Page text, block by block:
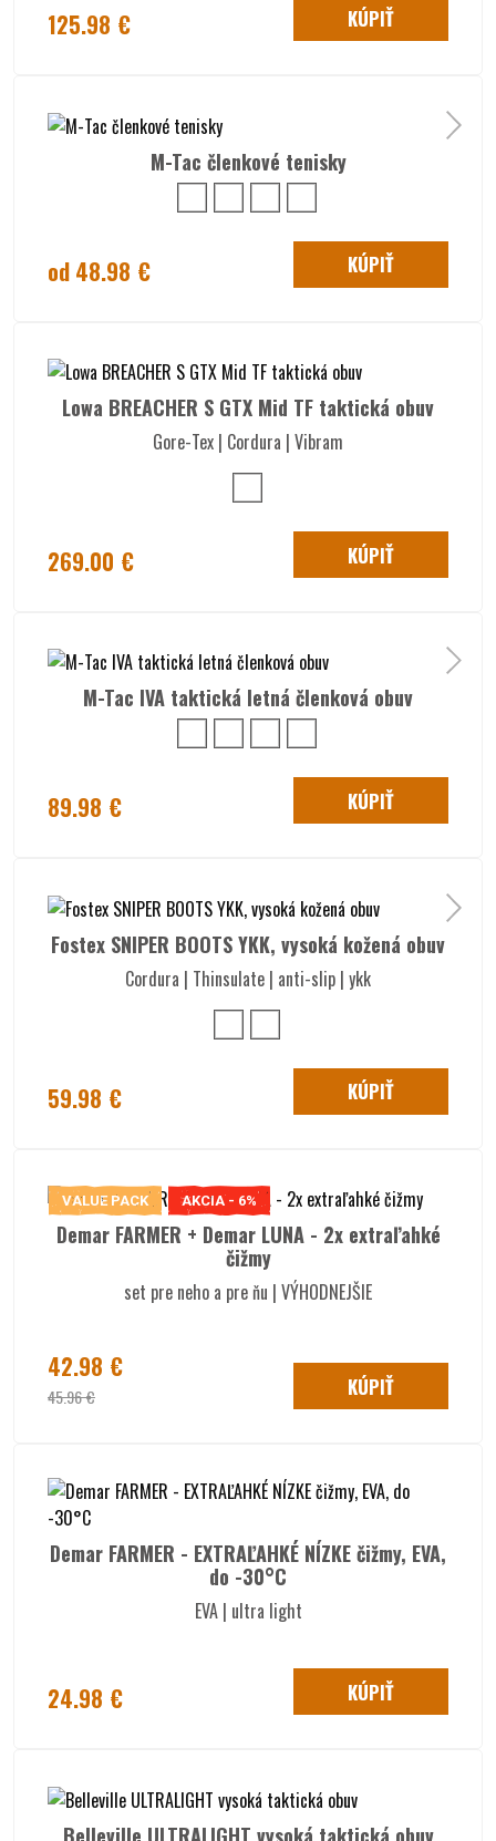
125.98 € KÚPIŤ
M-Tac členkové tenisky
od 48.98 € KÚPIŤ
Lowa BREACHER S GTX Mid TF taktická obuv
Gore-Tex | Cordura | Vibram
269.00 € KÚPIŤ
M-Tac IVA taktická letná členková obuv
89.98 € KÚPIŤ
Fostex SNIPER BOOTS YKK, vysoká kožená obuv
Cordura | Thinsulate | anti-slip | ykk
59.98 € KÚPIŤ
VALUE PACK AKCIA - 6%
Demar FARMER + Demar LUNA - 2x extraľahké
čižmy
set pre neho a pre ňu | VÝHODNEJŠIE
42.98 €
45.96 € KÚPIŤ
Demar FARMER - EXTRAĽAHKÉ NÍZKE čižmy, EVA,
do -30°C
EVA | ultra light
24.98 € KÚPIŤ
Belleville ULTRALIGHT vysoká taktická obuv